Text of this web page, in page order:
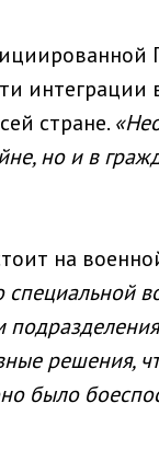
стране.
но и в
на
специальной
решения,
было